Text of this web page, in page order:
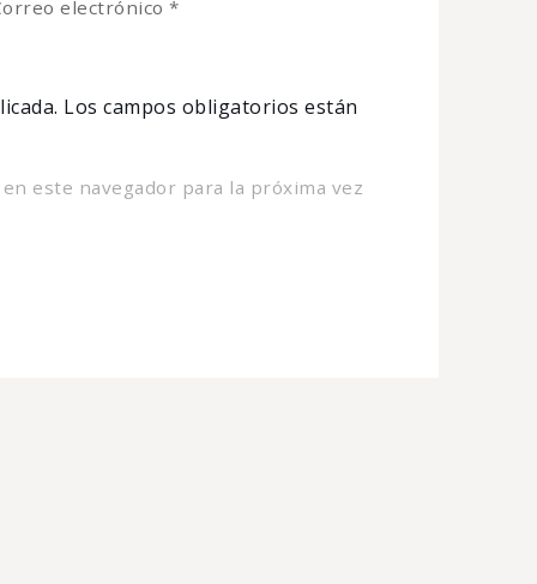
Los campos obligatorios están
electrónico*
este navegador para la próxima vez